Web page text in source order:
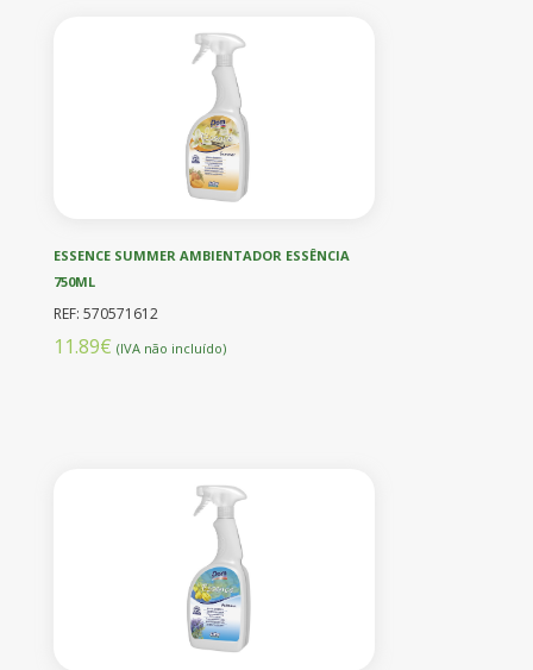
ESSENCE SUMMER AMBIENTADOR ESSÊNCIA
750ML
REF: 570571612
11.89€ (IVA não incluído)